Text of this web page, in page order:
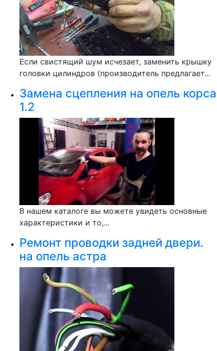
Если свистящий шум исчезает, заменить крышку
головки цилиндров (производитель предлагает...
Замена сцепления на опель корса
1.2
В нашем каталоге вы можете увидеть основные
характеристики и то,...
Ремонт проводки задней двери.
на опель астра